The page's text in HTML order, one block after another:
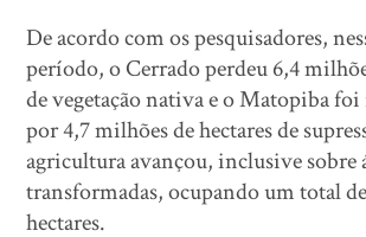
De acordo com os pesquisadores,
período, o Cerrado perdeu 6,4
de vegetação nativa e o Matopiba foi
por 4,7 milhões de hectares de
agricultura avançou, inclusive sobre
transformadas, ocupando um total
hectares.